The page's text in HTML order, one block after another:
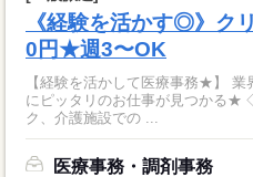
《経験を活かす◎》ク
0円★週3〜OK
【経験を活かして医療事務★】
にピッタリのお仕事が見つかる★ ◇お仕事内容◇ 病院やクリニッ
ク、介護施設での ...
医療事務・調剤事務